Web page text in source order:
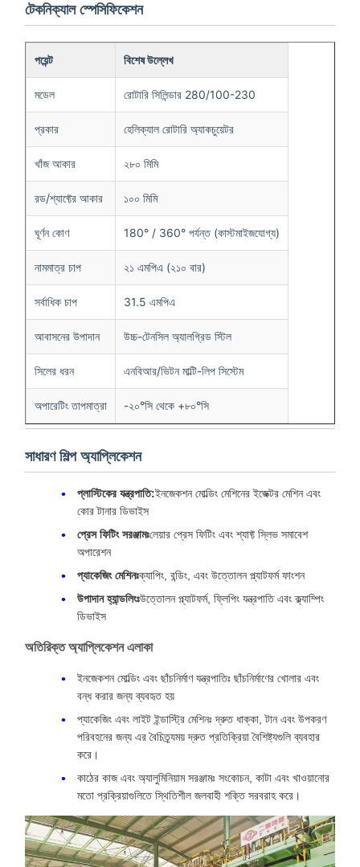
টেকনিক্যাল স্পেসিফিকেশন
পয়েন্ট বিশেষ উল্লেখ
মডেল রোটারি সিলিন্ডার 280/100-230
প্রকার হেলিক্যাল রোটারি অ্যাকচুয়েটর
খাঁজ আকার ২৮০ মিমি
রড/শ্যাফ্টের আকার ১০০ মিমি
ঘূর্ণন কোণ 180° / 360° পর্যন্ত (কাস্টমাইজযোগ্য)
নামমাত্র চাপ ২১ এমপিএ (২১০ বার)
সর্বাধিক চাপ 31.5 এমপিএ
আবাসনের উপাদান উচ্চ-টেনসিল অ্যালগ্রিড স্টিল
সিলের ধরন এনবিআর/ভিটন মাল্টি-লিপ সিস্টেম
অপারেটিং তাপমাত্রা -২০°সি থেকে +৮০°সি
সাধারণ শিল্প অ্যাপ্লিকেশন
প্লাস্টিকের যন্ত্রপাতি:ইনজেকশন মোল্ডিং মেশিনের ইজেক্টর মেশিন এবং
কোর টানার ডিভাইস
প্রেস ফিটিং সরঞ্জামঃলেয়ার প্রেস ফিটিং এবং শ্যাফ্ট স্লিভ সমাবেশ
অপারেশন
প্যাকেজিং মেশিনঃক্যাপিং, বন্ডিং, এবং উত্তোলন প্ল্যাটফর্ম ফাংশন
উপাদান হ্যান্ডলিংঃউত্তোলন প্ল্যাটফর্ম, ফ্লিপিং যন্ত্রপাতি এবং ক্ল্যাম্পিং
ডিভাইস
অতিরিক্ত অ্যাপ্লিকেশন এলাকা
ইনজেকশন মোল্ডিং এবং ছাঁচনির্মাণ যন্ত্রপাতিঃ ছাঁচনির্মাণের খোলার এবং
বন্ধ করার জন্য ব্যবহৃত হয়
প্যাকেজিং এবং লাইট ইন্ডাস্ট্রি মেশিনঃ দ্রুত ধাক্কা, টান এবং উপকরণ
পরিবহনের জন্য এর বৈচিত্র্যময় দ্রুত প্রতিক্রিয়া বৈশিষ্ট্যগুলি ব্যবহার
করে।
কাঠের কাজ এবং অ্যালুমিনিয়াম সরঞ্জামঃ সংকোচন, কাটা এবং খাওয়ানোর
মতো প্রক্রিয়াগুলিতে স্থিতিশীল জলবাহী শক্তি সরবরাহ করে।